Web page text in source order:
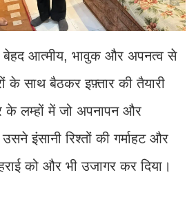
बेहद आत्मीय, भावुक और अपनत्व से
के साथ बैठकर इफ़्तार की तैयारी
लम्हों में जो अपनापन और
इंसानी रिश्तों की गर्माहट और
को और भी उजागर कर दिया।